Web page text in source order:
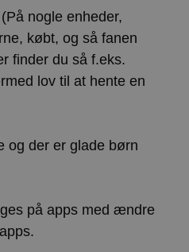
nogle enheder,
købt, og så fanen
finder du så f.eks.
lov til at hente en
og der er glade børn
på apps med ændre